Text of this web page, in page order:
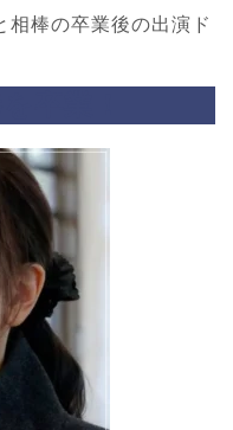
棒の卒業後の出演ド